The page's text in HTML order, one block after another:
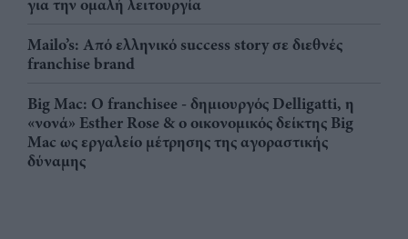
για την ομαλή λειτουργία
Mailo’s: Από ελληνικό success story σε διεθνές
franchise brand
Big Mac: Ο franchisee - δημιουργός Delligatti, η
«νονά» Esther Rose & ο οικονομικός δείκτης Big
Mac ως εργαλείο μέτρησης της αγοραστικής
δύναμης